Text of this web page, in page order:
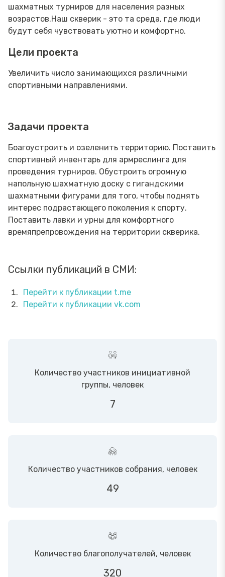
шахматных турниров для населения разных
возрастов.Наш скверик - это та среда, где люди
будут себя чувствовать уютно и комфортно.
Цели проекта
Увеличить число занимающихся различными
спортивными направлениями.
Задачи проекта
Боагоустроить и озеленить территорию. Поставить
спортивный инвентарь для армреслинга для
проведения турниров. Обустроить огромную
напольную шахматную доску с гигандскими
шахматными фигурами для того, чтобы поднять
интерес подрастающего поколения к спорту.
Поставить лавки и урны для комфортного
времяпрепровождения на территории скверика.
Ссылки публикаций в СМИ:
Перейти к публикации t.me
Перейти к публикации vk.com
Количество участников инициативной
группы, человек
7
Количество участников собрания, человек
49
Количество благополучателей, человек
320